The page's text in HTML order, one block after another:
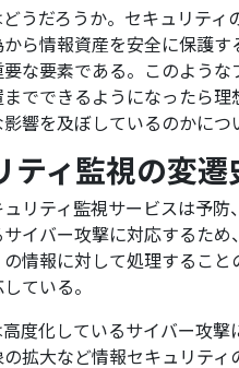
うだろうか。セキュリテ
ら情報資産を安全に保護
な要素である。このよう
でできるようになったら
響を及ぼしているのかにつ
ティ監視の変遷
リティ監視サービスは予
イバー攻撃に対応するた
情報に対して処理するこ
ている。
度化しているサイバー攻
拡大など情報セキュリテ